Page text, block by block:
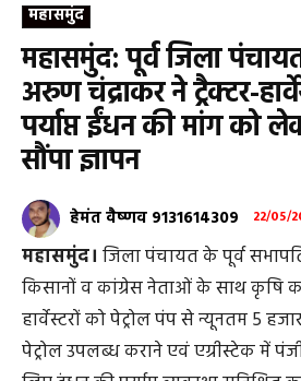
महासमुंद
महासमुंद: पूर्व जिला
अरुण चंद्राकर ने ट्रैक्टर-
पर्याप्त ईंधन की मांग को
सौंपा ज्ञापन
हेमंत वैष्णव 9131614309 22/05/
महासमुंद। जिला पंचायत के पूर्व
किसानों व कांग्रेस नेताओं के साथ कृषि
हार्वेस्टरों को पेट्रोल पंप से न्यूनतम 5
पेट्रोल उपलब्ध कराने एवं एग्रीस्टेक में